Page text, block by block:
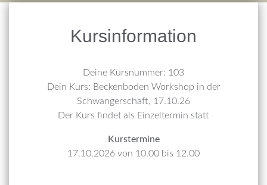
Kursinformation
Deine Kursnummer: 103
Dein Kurs: Beckenboden Workshop in der
Schwangerschaft, 17.10.26
Der Kurs findet als Einzeltermin statt
Kurstermine
17.10.2026 von 10.00 bis 12.00